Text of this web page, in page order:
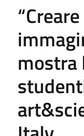
“Creare
mostra